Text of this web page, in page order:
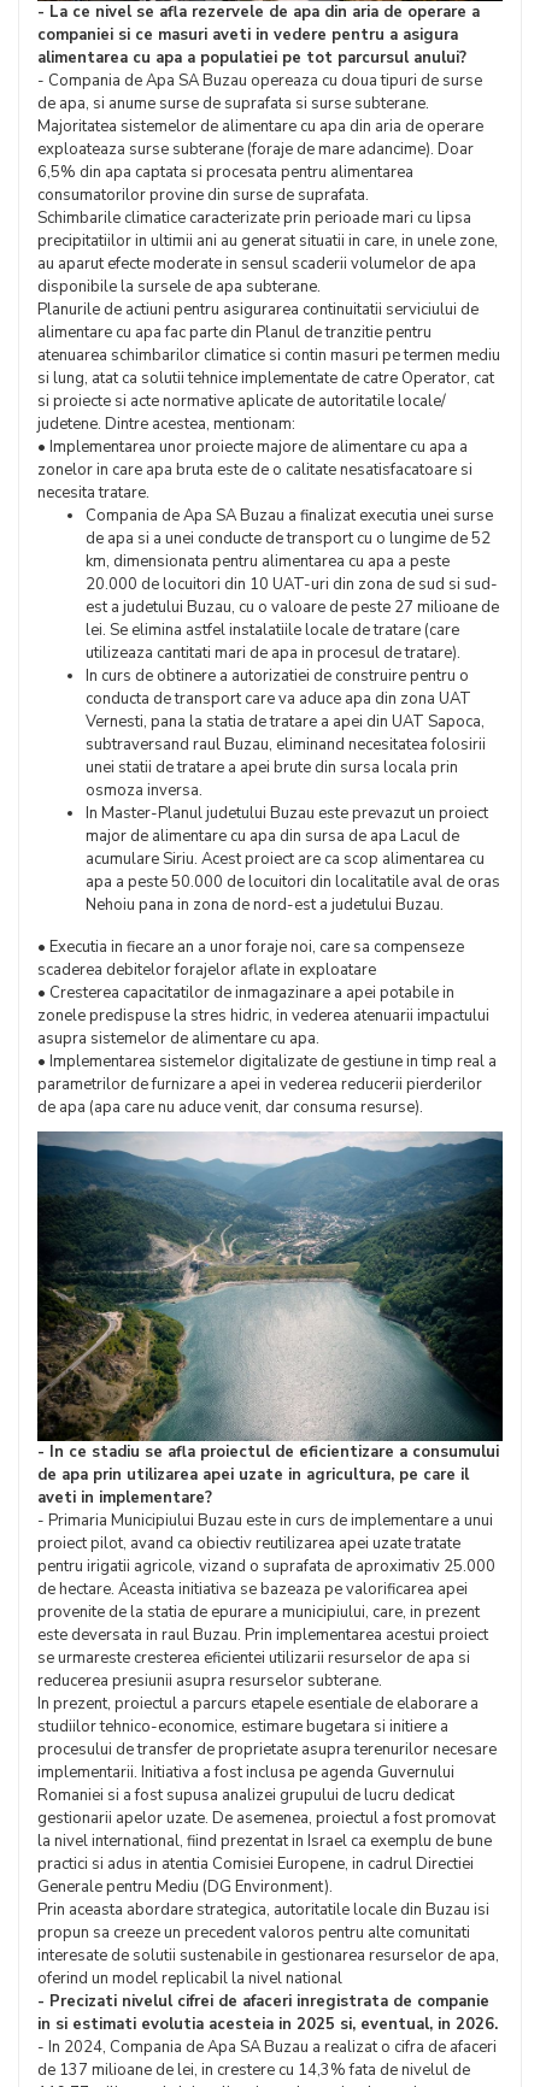
- La ce nivel se afla rezervele de apa din aria de operare a
companiei si ce masuri aveti in vedere pentru a asigura
alimentarea cu apa a populatiei pe tot parcursul anului?
- Compania de Apa SA Buzau opereaza cu doua tipuri de surse
de apa, si anume surse de suprafata si surse subterane.
Majoritatea sistemelor de alimentare cu apa din aria de operare
exploateaza surse subterane (foraje de mare adancime). Doar
6,5% din apa captata si procesata pentru alimentarea
consumatorilor provine din surse de suprafata.
Schimbarile climatice caracterizate prin perioade mari cu lipsa
precipitatiilor in ultimii ani au generat situatii in care, in unele zone,
au aparut efecte moderate in sensul scaderii volumelor de apa
disponibile la sursele de apa subterane.
Planurile de actiuni pentru asigurarea continuitatii serviciului de
alimentare cu apa fac parte din Planul de tranzitie pentru
atenuarea schimbarilor climatice si contin masuri pe termen mediu
si lung, atat ca solutii tehnice implementate de catre Operator, cat
si proiecte si acte normative aplicate de autoritatile locale/
judetene. Dintre acestea, mentionam:
• Implementarea unor proiecte majore de alimentare cu apa a
zonelor in care apa bruta este de o calitate nesatisfacatoare si
necesita tratare.
Compania de Apa SA Buzau a finalizat executia unei surse
de apa si a unei conducte de transport cu o lungime de 52
km, dimensionata pentru alimentarea cu apa a peste
20.000 de locuitori din 10 UAT-uri din zona de sud si sud-
est a judetului Buzau, cu o valoare de peste 27 milioane de
lei. Se elimina astfel instalatiile locale de tratare (care
utilizeaza cantitati mari de apa in procesul de tratare).
In curs de obtinere a autorizatiei de construire pentru o
conducta de transport care va aduce apa din zona UAT
Vernesti, pana la statia de tratare a apei din UAT Sapoca,
subtraversand raul Buzau, eliminand necesitatea folosirii
unei statii de tratare a apei brute din sursa locala prin
osmoza inversa.
In Master-Planul judetului Buzau este prevazut un proiect
major de alimentare cu apa din sursa de apa Lacul de
acumulare Siriu. Acest proiect are ca scop alimentarea cu
apa a peste 50.000 de locuitori din localitatile aval de oras
Nehoiu pana in zona de nord-est a judetului Buzau.
• Executia in fiecare an a unor foraje noi, care sa compenseze
scaderea debitelor forajelor aflate in exploatare
• Cresterea capacitatilor de inmagazinare a apei potabile in
zonele predispuse la stres hidric, in vederea atenuarii impactului
asupra sistemelor de alimentare cu apa.
• Implementarea sistemelor digitalizate de gestiune in timp real a
parametrilor de furnizare a apei in vederea reducerii pierderilor
de apa (apa care nu aduce venit, dar consuma resurse).
- In ce stadiu se afla proiectul de eficientizare a consumului
de apa prin utilizarea apei uzate in agricultura, pe care il
aveti in implementare?
- Primaria Municipiului Buzau este in curs de implementare a unui
proiect pilot, avand ca obiectiv reutilizarea apei uzate tratate
pentru irigatii agricole, vizand o suprafata de aproximativ 25.000
de hectare. Aceasta initiativa se bazeaza pe valorificarea apei
provenite de la statia de epurare a municipiului, care, in prezent
este deversata in raul Buzau. Prin implementarea acestui proiect
se urmareste cresterea eficientei utilizarii resurselor de apa si
reducerea presiunii asupra resurselor subterane.
In prezent, proiectul a parcurs etapele esentiale de elaborare a
studiilor tehnico-economice, estimare bugetara si initiere a
procesului de transfer de proprietate asupra terenurilor necesare
implementarii. Initiativa a fost inclusa pe agenda Guvernului
Romaniei si a fost supusa analizei grupului de lucru dedicat
gestionarii apelor uzate. De asemenea, proiectul a fost promovat
la nivel international, fiind prezentat in Israel ca exemplu de bune
practici si adus in atentia Comisiei Europene, in cadrul Directiei
Generale pentru Mediu (DG Environment).
Prin aceasta abordare strategica, autoritatile locale din Buzau isi
propun sa creeze un precedent valoros pentru alte comunitati
interesate de solutii sustenabile in gestionarea resurselor de apa,
oferind un model replicabil la nivel national
- Precizati nivelul cifrei de afaceri inregistrata de companie
in si estimati evolutia acesteia in 2025 si, eventual, in 2026.
- In 2024, Compania de Apa SA Buzau a realizat o cifra de afaceri
de 137 milioane de lei, in crestere cu 14,3% fata de nivelul de